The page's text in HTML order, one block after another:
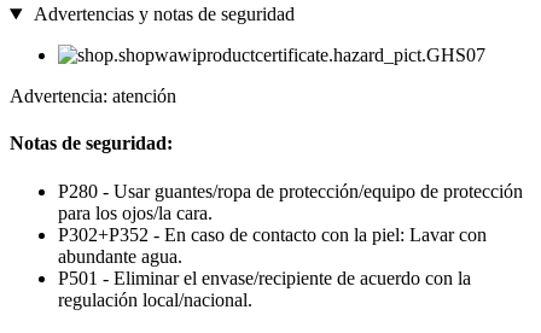
Advertencias y notas de seguridad
Advertencia: atención
Notas de seguridad:
P280 - Usar guantes/ropa de protección/equipo de protección
para los ojos/la cara.
P302+P352 - En caso de contacto con la piel: Lavar con
abundante agua.
P501 - Eliminar el envase/recipiente de acuerdo con la
regulación local/nacional.